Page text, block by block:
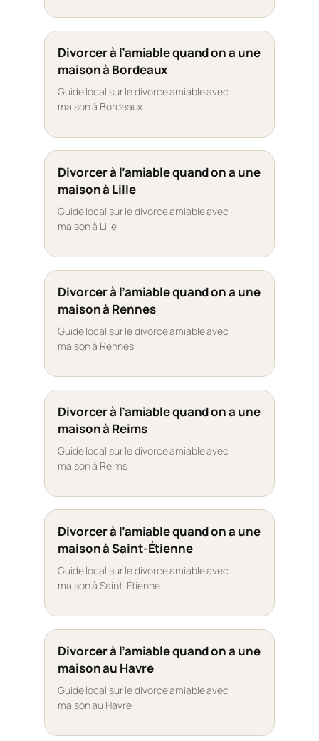
Divorcer à l’amiable quand on a une
maison à Bordeaux
Guide local sur le divorce amiable avec
maison à Bordeaux
Divorcer à l’amiable quand on a une
maison à Lille
Guide local sur le divorce amiable avec
maison à Lille
Divorcer à l’amiable quand on a une
maison à Rennes
Guide local sur le divorce amiable avec
maison à Rennes
Divorcer à l’amiable quand on a une
maison à Reims
Guide local sur le divorce amiable avec
maison à Reims
Divorcer à l’amiable quand on a une
maison à Saint-Étienne
Guide local sur le divorce amiable avec
maison à Saint-Étienne
Divorcer à l’amiable quand on a une
maison au Havre
Guide local sur le divorce amiable avec
maison au Havre